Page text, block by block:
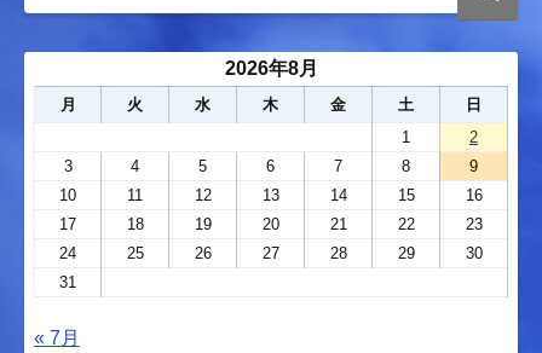
2026年8月
月 火 水 木 金 土
日
1
2
3
4 5 6 7 8
9
10
11 12 13 14 15
16
17
18 19 20 21 22
23
24
25 26 27 28 29
30
31
« 7月